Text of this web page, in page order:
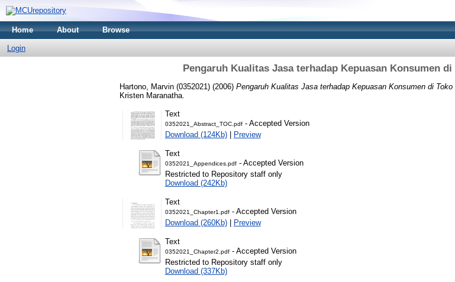
Home About Browse
Login
Pengaruh Kualitas Jasa terhadap Kepuasan Konsumen
Hartono, Marvin (0352021)(2006) Pengaruh Kualitas Jasa terhadap Kepuasan Konsumen di Toko
Kristen Maranatha.
Text
0352021_Abstract_TOC.pdf- Accepted Version
Download (124Kb)| Preview
Text
0352021_Appendices.pdf- Accepted Version
Restricted to Repository staff only
Download (242Kb)
Text
0352021_Chapter1.pdf- Accepted Version
Download (260Kb)| Preview
Text
0352021_Chapter2.pdf- Accepted Version
Restricted to Repository staff only
Download (337Kb)